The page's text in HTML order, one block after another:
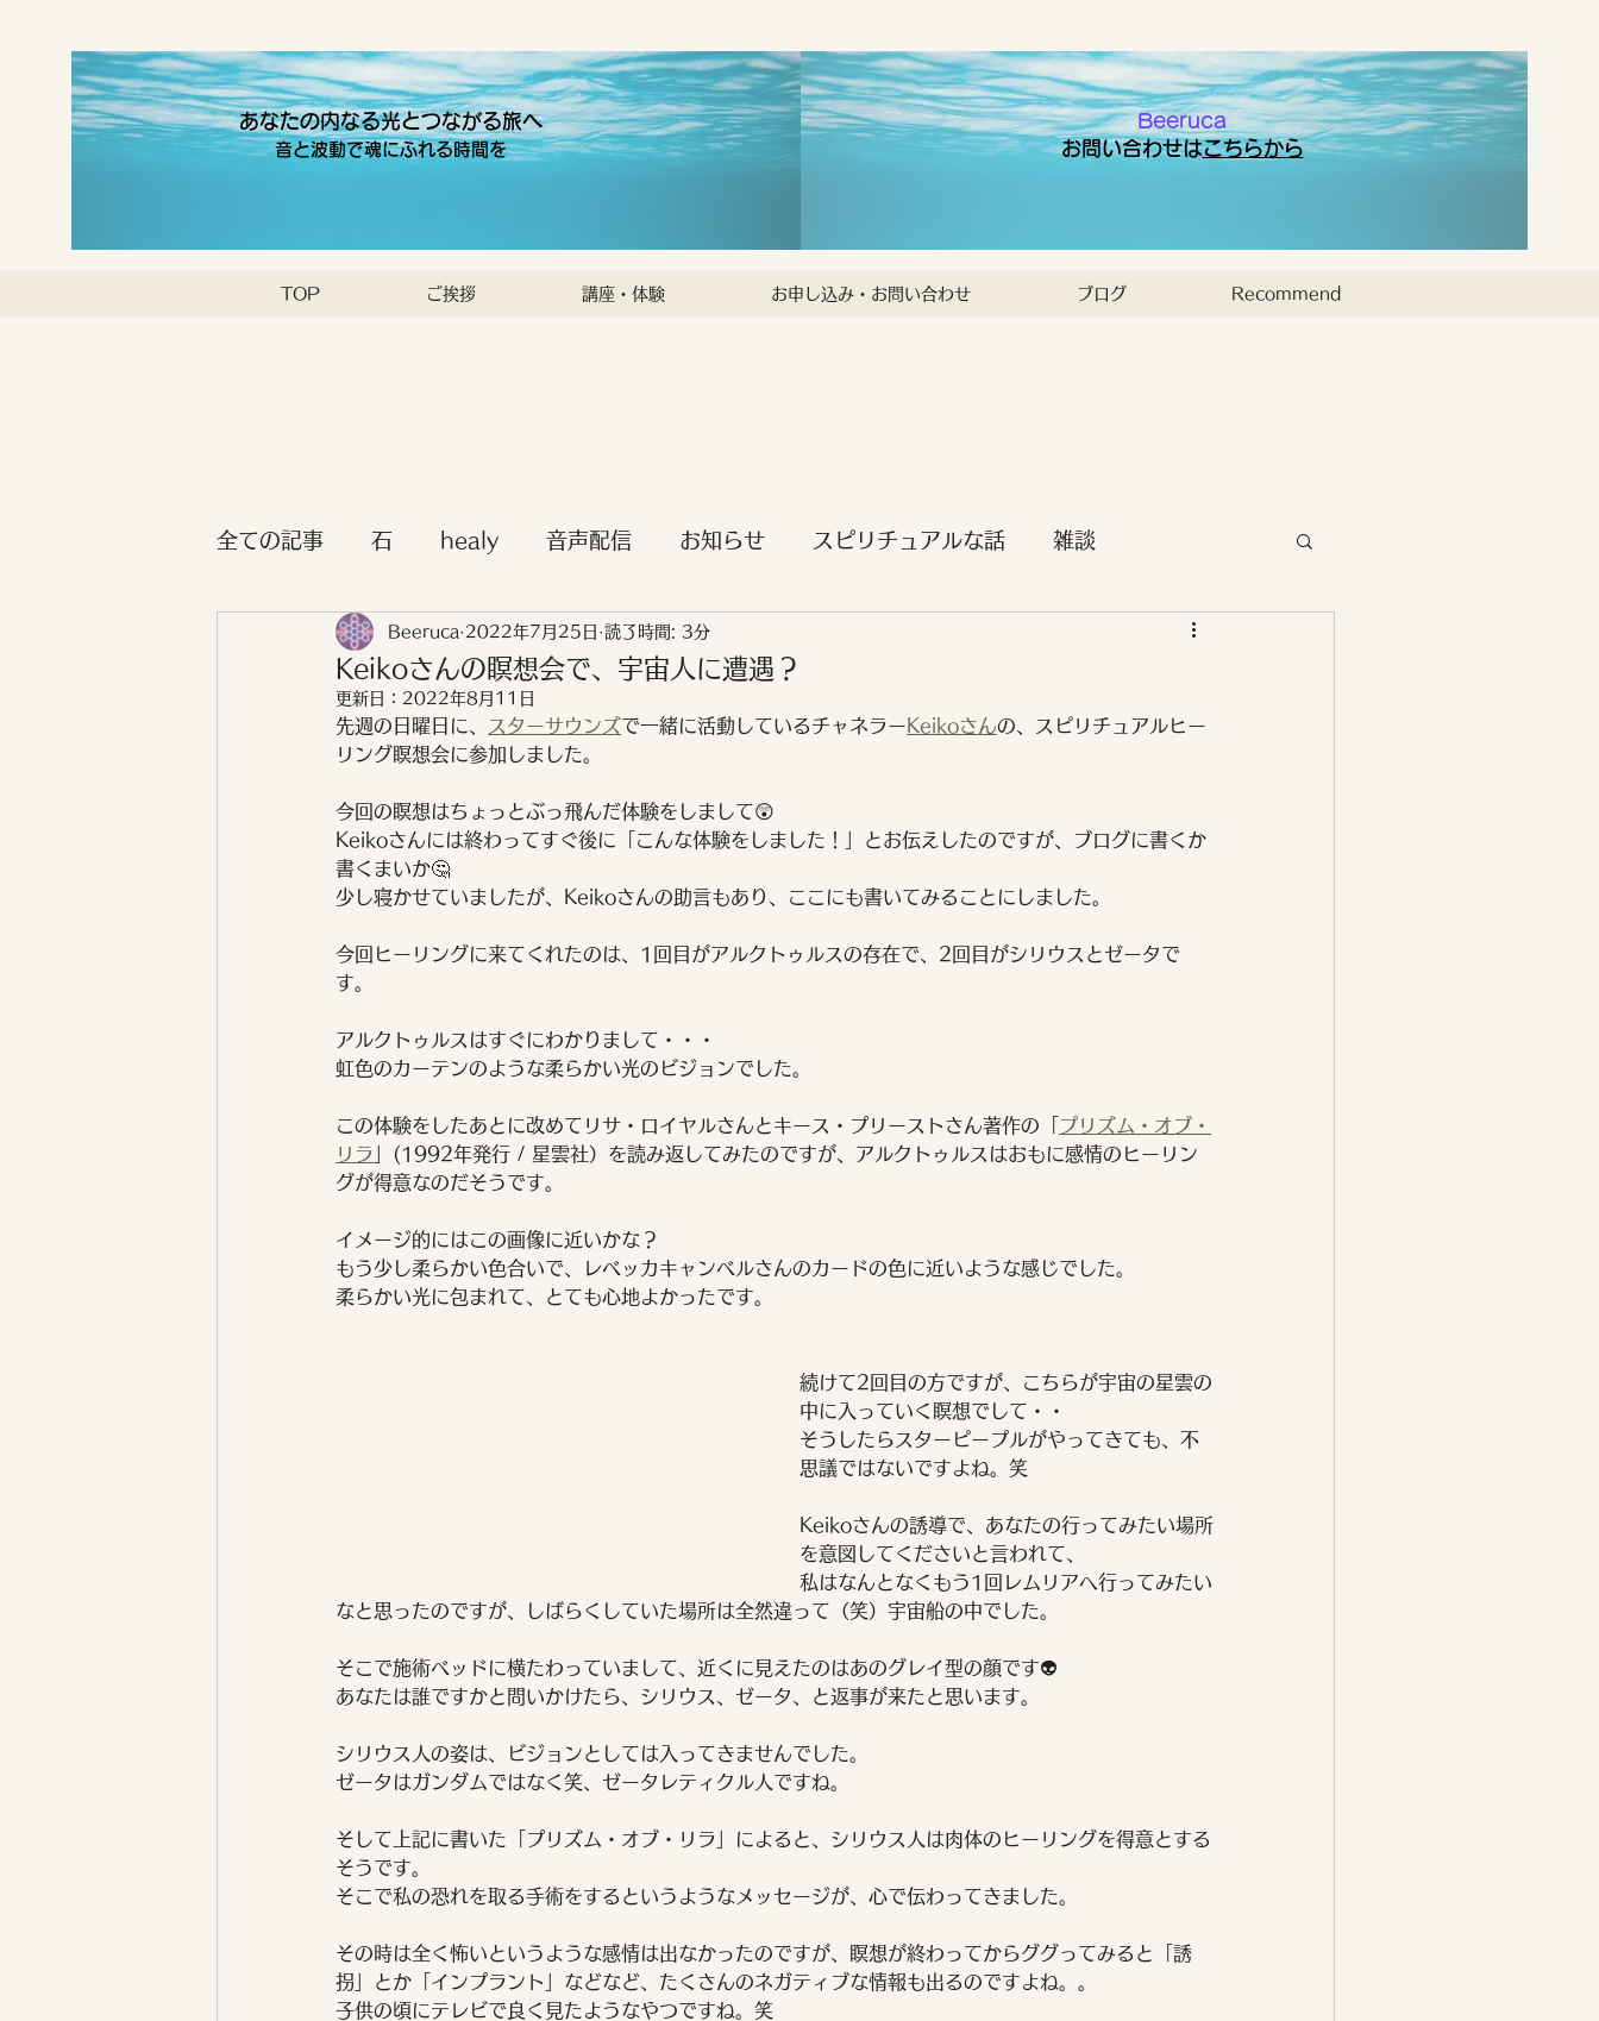
あなたの内なる光とつながる旅へ
音と波動で魂にふれる時間を
Beeruca
お問い合わせはこちらから
TOP ご挨拶 講座・体験 お申し込み・お問い合わせ ブログ Recommend
全ての記事 石 healy 音声配信 お知らせ スピリチュアルな話 雑談
ボイジャータロット お客様のご感想 ライトランゲージ
各スターピープルの特徴 レイキ エンジェルタロット ご紹介 やわらぎタッチセラピー
セルフラブ講座 毎月エネルギーリーディング
Keikoさんの瞑想会で、宇宙人に遭遇？
Beeruca 2022年7月25日 読了時間: 3分
更新日： 2022年8月11日
先週の日曜日に、 スターサウンズで一緒に活動しているチャネラーKeikoさんの、スピリチュアルヒー
リング瞑想会に参加しました。
今回の瞑想はちょっとぶっ飛んだ体験をしまして😲
Keikoさんには終わってすぐ後に「こんな体験をしました！」とお伝えしたのですが、ブログに書くか
書くまいか🤔
少し寝かせていましたが、Keikoさんの助言もあり、ここにも書いてみることにしました。
今回ヒーリングに来てくれたのは、1回目がアルクトゥルスの存在で、2回目がシリウスとゼータで
す。
アルクトゥルスはすぐにわかりまして・・・
虹色のカーテンのような柔らかい光のビジョンでした。
この体験をしたあとに改めてリサ・ロイヤルさんとキース・プリーストさん著作の「
プリズム・オブ・
リラ 」(1992年発行 / 星雲社）を読み返してみたのですが、アルクトゥルスはおもに感情のヒーリン
グが得意なのだそうです。
イメージ的にはこの画像に近いかな？
もう少し柔らかい色合いで、レベッカキャンベルさんのカードの色に近いような感じでした。
柔らかい光に包まれて、とても心地よかったです。
続けて2回目の方ですが、こちらが宇宙の星雲の
中に入っていく瞑想でして・・
そうしたらスターピープルがやってきても、不
思議ではないですよね。笑
Keikoさんの誘導で、あなたの行ってみたい場所
を意図してくださいと言われて、
私はなんとなくもう1回レムリアへ行ってみたい
なと思ったのですが、しばらくしていた場所は全然違って（笑）宇宙船の中でした。
そこで施術ベッドに横たわっていまして、近くに見えたのはあのグレイ型の顔です👽
あなたは誰ですかと問いかけたら、シリウス、ゼータ、と返事が来たと思います。
シリウス人の姿は、ビジョンとしては入ってきませんでした。
ゼータはガンダムではなく笑、ゼータレティクル人ですね。
そして上記に書いた「プリズム・オブ・リラ」によると、シリウス人は肉体のヒーリングを得意とする
そうです。
そこで私の恐れを取る手術をするというようなメッセージが、心で伝わってきました。
その時は全く怖いというような感情は出なかったのですが、瞑想が終わってからググってみると「誘
拐」とか「インプラント」などなど、たくさんのネガティブな情報も出るのですよね。。
子供の頃にテレビで良く見たようなやつですね。笑